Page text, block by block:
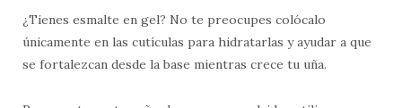
¿Tienes esmalte en gel? No te preocupes colócalo
únicamente en las cutículas para hidratarlas y ayudar a que
se fortalezcan desde la base mientras crece tu uña.